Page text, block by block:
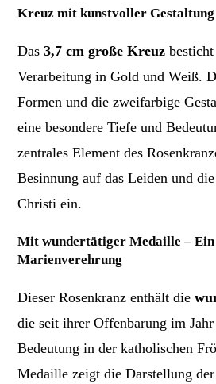
Kreuz mit kunstvoller Gestaltung
Das3,7 cm große Kreuz
Verarbeitung in Gold und Weiß.
Formen und die zweifarbige
eine besondere Tiefe und
zentrales Element des
Besinnung auf das Leiden und
Christi ein.
Mit wundertätiger Medaille – Ein
Marienverehrung
Dieser Rosenkranz enthält die
die seit ihrer Offenbarung im
Bedeutung in der katholischen
Medaille zeigt die Darstellung